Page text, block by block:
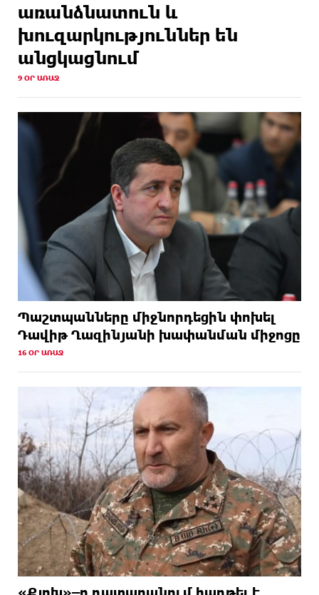
առանձնատուն և
խուզարկություններ են
անցկացնում
9 ՕՐ ԱՌԱՋ
Պաշտպանները միջնորդեցին փոխել
Դավիթ Ղազինյանի խափանման միջոցը
16 ՕՐ ԱՌԱՋ